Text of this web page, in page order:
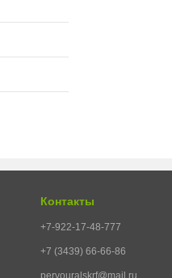
Контакты
+7-922-17-48-777
+7 (3439) 66-66-86
pervouralskrf@mail.ru